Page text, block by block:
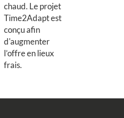
chaud. Le projet
Time2Adapt est
conçu afin
d'augmenter
l’offre en lieux
frais.